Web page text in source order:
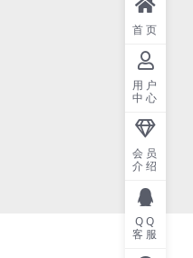
首页
用户
中心
会员
介绍
QQ
客服